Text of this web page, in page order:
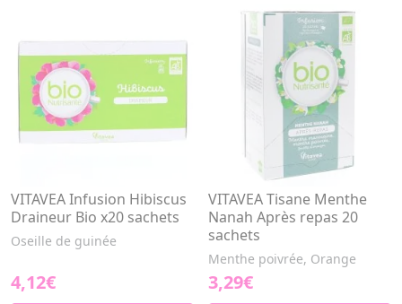
VITAVEA Infusion Hibiscus
Draineur Bio x20 sachets
Oseille de guinée
4,12€
VITAVEA Tisane Menthe
Nanah Après repas 20
sachets
Menthe poivrée, Orange
3,29€